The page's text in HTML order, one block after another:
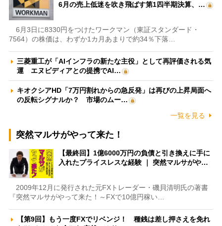
6月の売上低迷を吹き飛ばす第1四半期決算、…
6月3日に8330円をつけたワークマン（東証スタンダード・
7564）の株価は、わずか1カ月あまりで約34％下落…
三菱重工が「AIインフラの新たな主役」として再評価される気
運 エヌビディアとの提携でAI…
キオクシアHD「7万円割れからの急反発」は再びの上昇局面へ
の反転シグナルか？ 市場のムー…
一覧を見る
突然マルサがやって来た！
【最終回】1億6000万円の負債と引き換えに手に
入れたプライスレスな経験 ｜ 突然マルサがや…
2009年12月に発行された元FXトレーダー・磯貝清明氏の著書
『突然マルサがやって来た！～FXで10億円稼い…
【第9回】もう一度FXでリベンジ！ 種銭は差し押さえを免れ